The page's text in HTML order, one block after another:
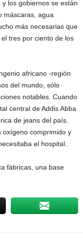
los gobiernos se están
máscaras, agua
más necesarias que
tres por ciento de los
africano -región
del mundo, sólo
notables. Cuando
central de Addis Abba
de jeans del país.
oxígeno comprimido y
el hospital.
fábricas, una base